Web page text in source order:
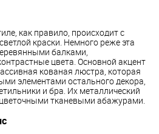
как правило, происходит с
краски. Немного реже эта
балками,
цвета. Основной акцент
кованая люстра, которая
элементами остального декора,
и бра. Их металлический
тканевыми абажурами.